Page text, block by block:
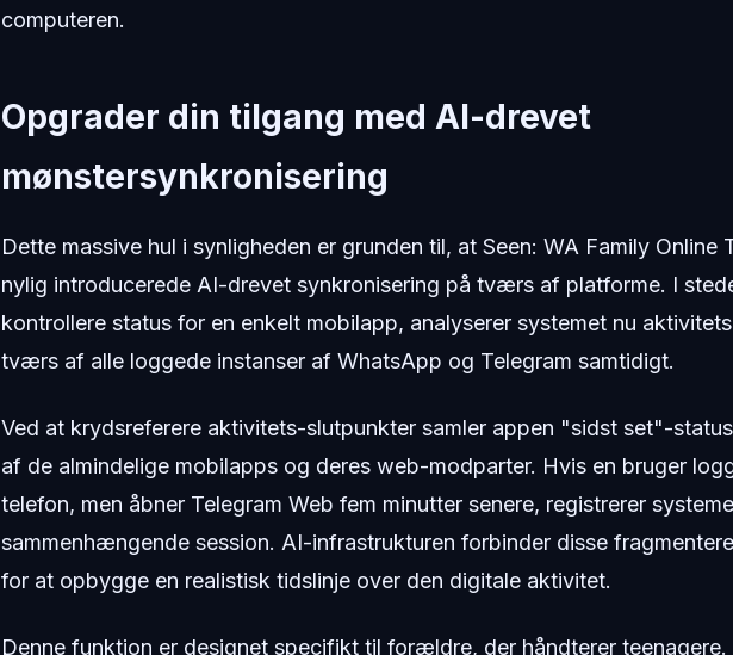
computeren.
Opgrader din tilgang med AI-drevet
mønstersynkronisering
Dette massive hul i synligheden er grunden til, at Seen: WA Family Online
nylig introducerede AI-drevet synkronisering på tværs af platforme. I
kontrollere status for en enkelt mobilapp, analyserer systemet nu
tværs af alle loggede instanser af WhatsApp og Telegram samtidigt.
Ved at krydsreferere aktivitets-slutpunkter samler appen "sidst set"-
af de almindelige mobilapps og deres web-modparter. Hvis en bruger
telefon, men åbner Telegram Web fem minutter senere, registrerer
sammenhængende session. AI-infrastrukturen forbinder disse
for at opbygge en realistisk tidslinje over den digitale aktivitet.
Denne funktion er designet specifikt til forældre, der håndterer teenagere.